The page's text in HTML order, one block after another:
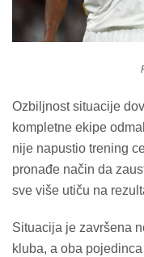
Ozbiljnost situacije
kompletne ekipe
nije napustio trening
pronađe način da
sve više utiču na
Situacija je završena
kluba, a oba